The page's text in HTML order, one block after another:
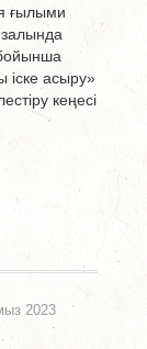
ғылыми
іске асыру»
кеңесі
2023